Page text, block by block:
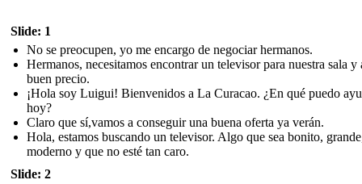
Slide: 1
No se preocupen, yo me encargo de negociar hermanos.
Hermanos, necesitamos encontrar un televisor para nuestra sala y
buen precio.
¡Hola soy Luigui! Bienvenidos a La Curacao. ¿En qué puedo
hoy?
Claro que sí,vamos a conseguir una buena oferta ya verán.
Hola, estamos buscando un televisor. Algo que sea bonito,
moderno y que no esté tan caro.
Slide: 2